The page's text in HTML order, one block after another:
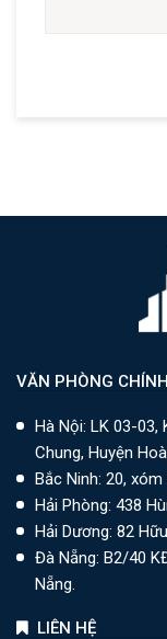
VĂN PHÒNG CHÍNH
Hà Nội: LK 03-03,
Chung, Huyện
Bắc Ninh: 20,
Hải Phòng: 438
Hải Dương: 82
Đà Nẵng: B2/40
Nẵng.
LIÊN HỆ